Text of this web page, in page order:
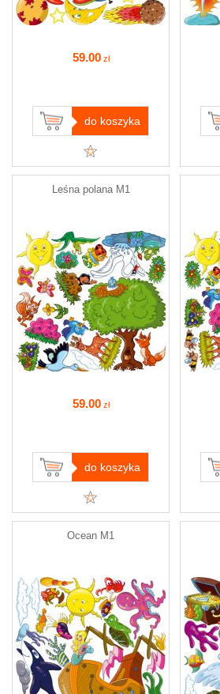
59.00 zł
do koszyka
Leśna polana M1
59.00 zł
do koszyka
Ocean M1